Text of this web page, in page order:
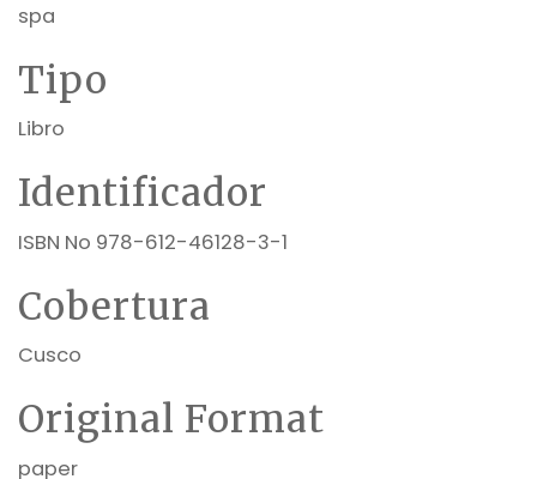
spa
Tipo
Libro
Identificador
ISBN No 978-612-46128-3-1
Cobertura
Cusco
Original Format
paper